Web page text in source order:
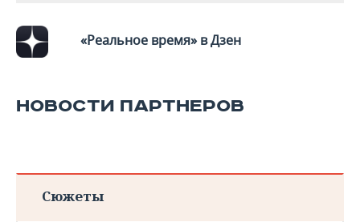
«Реальное время» в Дзен
НОВОСТИ ПАРТНЕРОВ
Сюжеты